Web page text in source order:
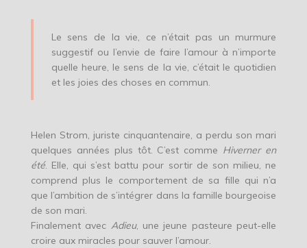
Le sens de la vie, ce n’était pas un murmure
suggestif ou l’envie de faire l’amour à n’importe
quelle heure, le sens de la vie, c’était le quotidien
et les joies des choses en commun.
Helen Strom, juriste cinquantenaire, a perdu son mari
quelques années plus tôt. C’est comme Hiverner en
été. Elle, qui s’est battu pour sortir de son milieu, ne
comprend plus le comportement de sa fille qui n’a
que l’ambition de s’intégrer dans la famille bourgeoise
de son mari.
Finalement avec Adieu, une jeune pasteure peut-elle
croire aux miracles pour sauver l’amour.